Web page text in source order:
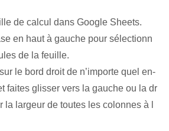
de calcul dans Google Sheets.
en haut à gauche pour sélectionn
de la feuille.
le bord droit de n’importe quel en-
faites glisser vers la gauche ou la dr
la largeur de toutes les colonnes à l